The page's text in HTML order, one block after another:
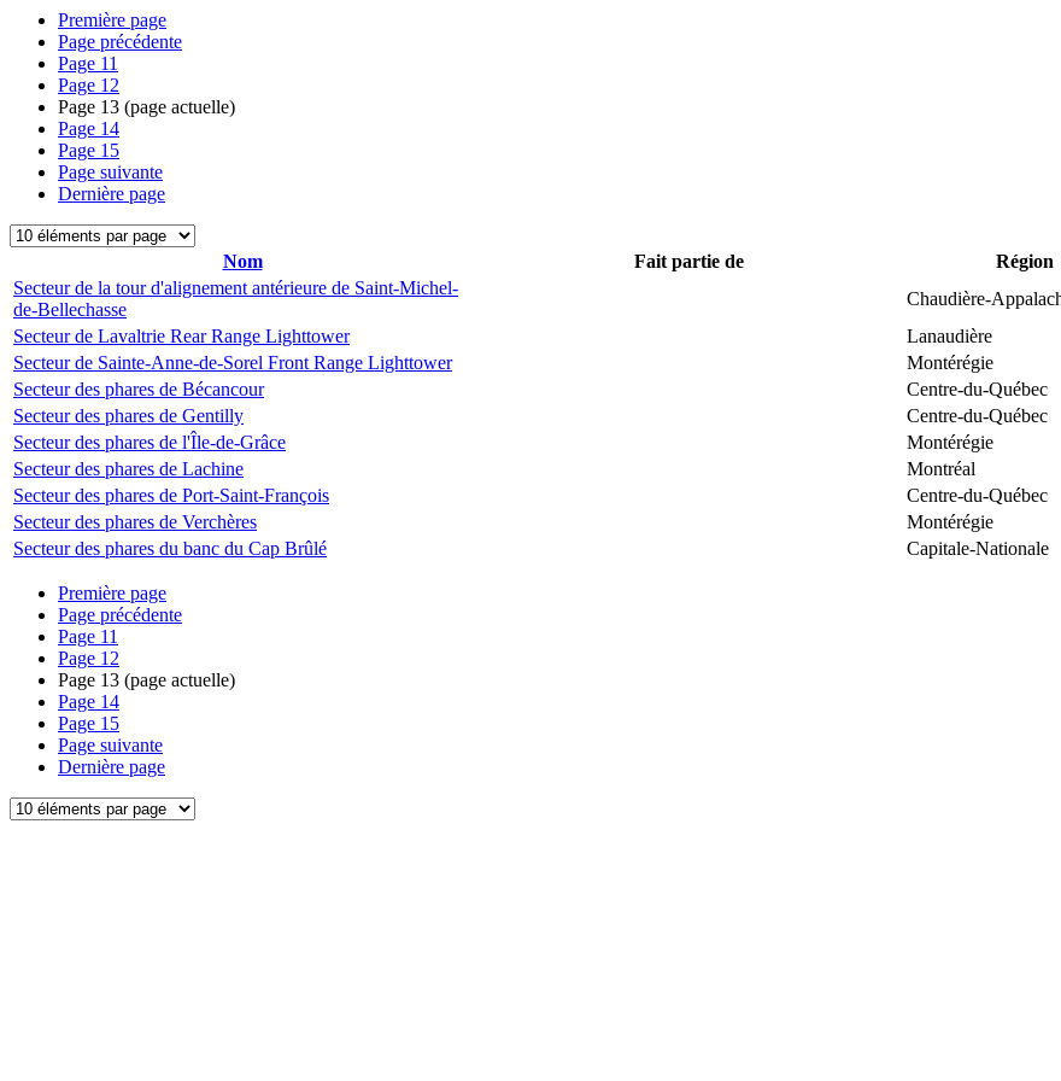
Première page
Page précédente
Page 11
Page 12
Page 13 (page actuelle)
Page 14
Page 15
Page suivante
Dernière page
Nom Fait partie de Région
Secteur de la tour d'alignement antérieure de Saint-Michel-
de-Bellechasse
Chaudière-
Secteur de Lavaltrie Rear Range Lighttower
Lanaudière
Secteur de Sainte-Anne-de-Sorel Front Range Lighttower
Montérégie
Secteur des phares de Bécancour
Centre-du-Québec
Secteur des phares de Gentilly
Centre-du-Québec
Secteur des phares de l'Île-de-Grâce
Montérégie
Secteur des phares de Lachine
Montréal
Secteur des phares de Port-Saint-François
Centre-du-Québec
Secteur des phares de Verchères
Montérégie
Secteur des phares du banc du Cap Brûlé
Capitale-Nationale
Première page
Page précédente
Page 11
Page 12
Page 13 (page actuelle)
Page 14
Page 15
Page suivante
Dernière page